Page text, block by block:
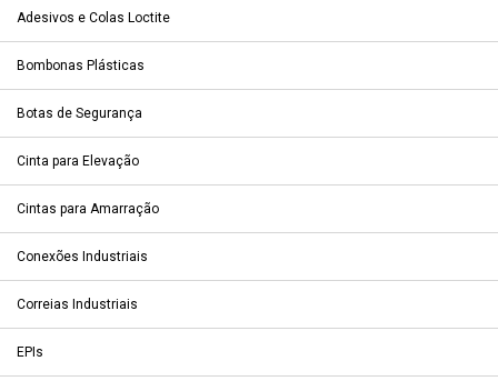
Adesivos e Colas Loctite
Bombonas Plásticas
Botas de Segurança
Cinta para Elevação
Cintas para Amarração
Conexões Industriais
Correias Industriais
EPIs